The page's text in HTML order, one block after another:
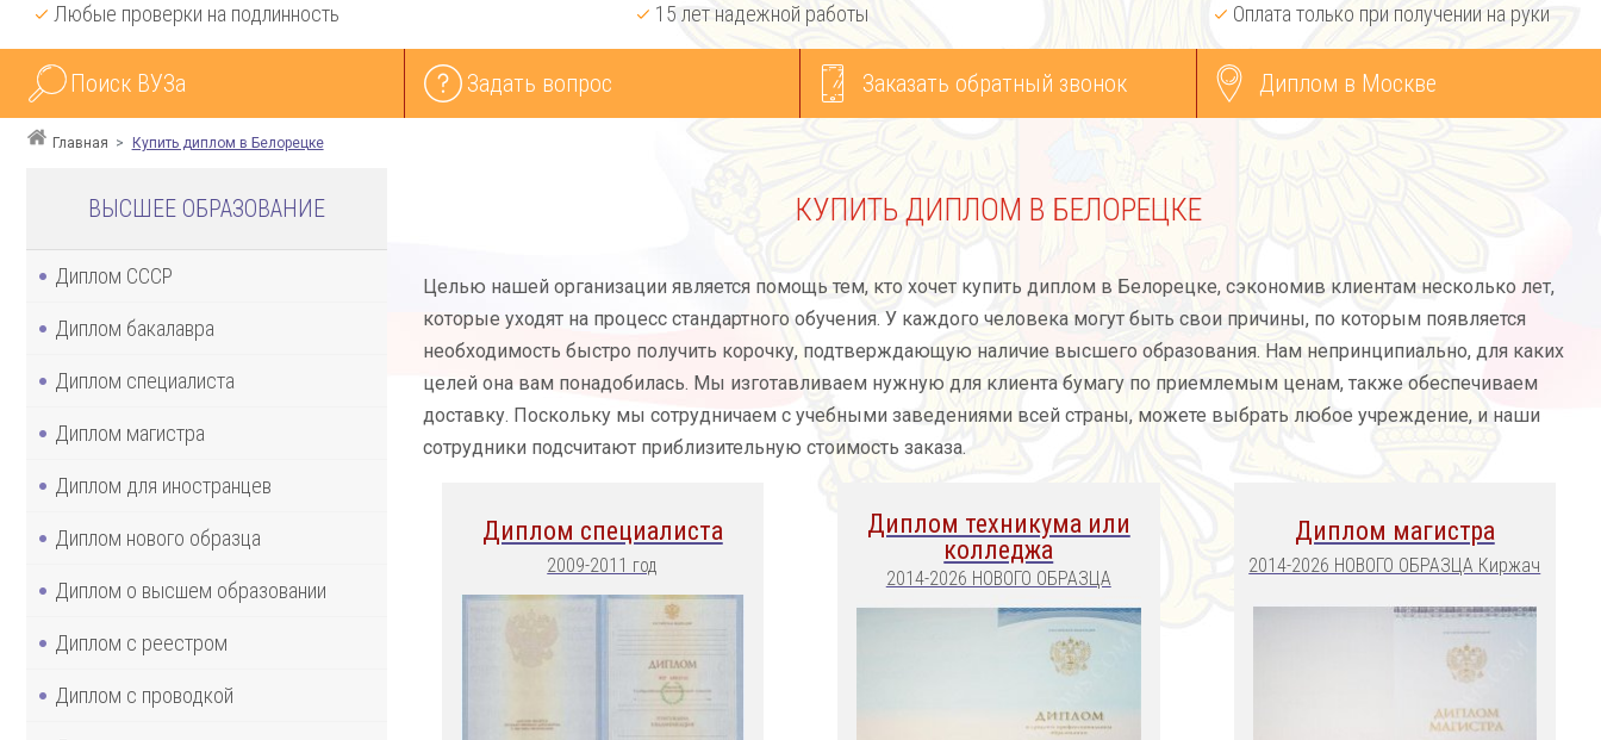
Любые проверки на подлинность
15 лет надежной работы
Оплата только при получении на руки
Поиск ВУЗа Задать вопрос Заказать обратный звонок Диплом в Москве
Главная Купить диплом в Белорецке
ВЫСШЕЕ ОБРАЗОВАНИЕ
Диплом СССР
Диплом бакалавра
Диплом специалиста
Диплом магистра
Диплом для иностранцев
Диплом нового образца
Диплом о высшем образовании
Диплом с реестром
Диплом с проводкой
КУПИТЬ ДИПЛОМ В БЕЛОРЕЦКЕ
Целью нашей организации является помощь тем, кто хочет купить диплом в Белорецке, сэкономив клиентам несколько лет,
которые уходят на процесс стандартного обучения. У каждого человека могут быть свои причины, по которым появляется
необходимость быстро получить корочку, подтверждающую наличие высшего образования. Нам непринципиально, для каких
целей она вам понадобилась. Мы изготавливаем нужную для клиента бумагу по приемлемым ценам, также обеспечиваем
доставку. Поскольку мы сотрудничаем с учебными заведениями всей страны, можете выбрать любое учреждение, и наши
сотрудники подсчитают приблизительную стоимость заказа.
Диплом специалиста
2009-2011 год
Диплом техникума или
колледжа
2014-2026 НОВОГО ОБРАЗЦА
Диплом магистра
2014-2026 НОВОГО ОБРАЗЦА Киржач